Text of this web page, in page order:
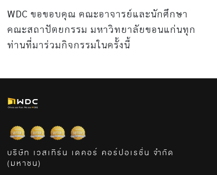
WDC ขอขอบคุณ คณะอาจารย์และนักศึกษา
คณะสถาปัตยกรรม มหาวิทยาลัยขอนแก่นทุก
ท่านที่มาร่วมกิจกรรมในครั้งนี้
บริษัท เวสเทิร์น เดคอร์ คอร์ปอเรชั่น จำกัด
(มหาชน)